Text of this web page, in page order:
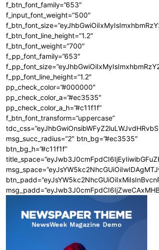
f_btn_font_family=”653″
f_input_font_weight=”500″
f_btn_font_line_height=”1.2″
f_btn_font_weight=”700″
f_pp_font_family=”653″
f_pp_font_line_height=”1.2″
pp_check_color=”#000000″
pp_check_color_a=”#ec3535″
pp_check_color_a_h=”#c11f1f”
f_btn_font_transform=”uppercase”
msg_succ_radius=”2″ btn_bg=”#ec3535″
btn_bg_h=”#c11f1f”